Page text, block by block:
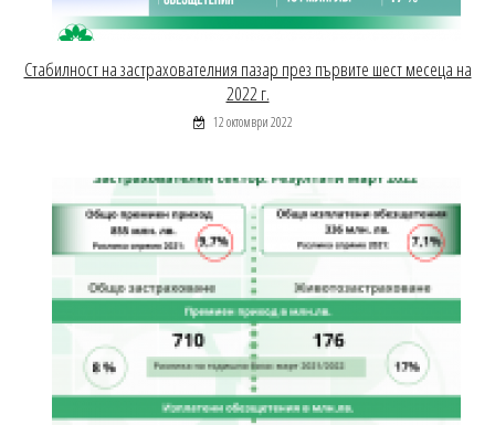
Стабилност на застрахователния пазар през първите шест месеца на
2022 г.
12 октомври 2022